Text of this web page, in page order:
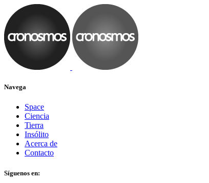
Navega
Space
Ciencia
Tierra
Insólito
Acerca de
Contacto
Síguenos en: